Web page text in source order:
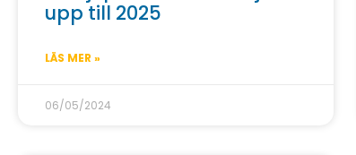
upp till 2025
LÄS MER »
06/05/2024